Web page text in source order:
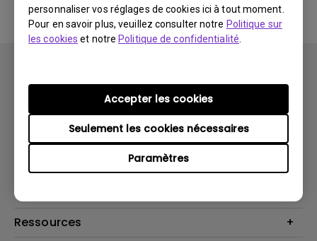
personnaliser vos réglages de cookies ici à tout moment.
Pour en savoir plus, veuillez consulter notre Politique sur
les cookies et notre Politique de confidentialité
Paramètres
Seulement les cookies nécessaires
Accepter les cookies
Haut-parleur
Assistance Technique
Contactez-nous
Ressources